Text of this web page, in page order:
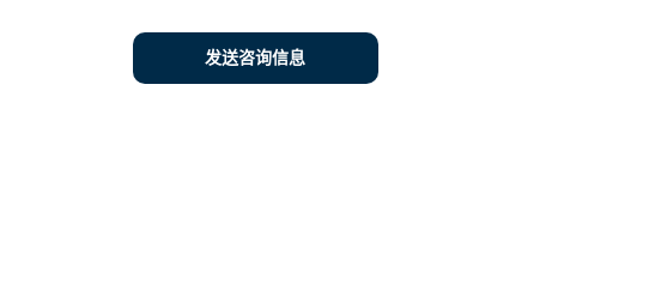
发送咨询信息